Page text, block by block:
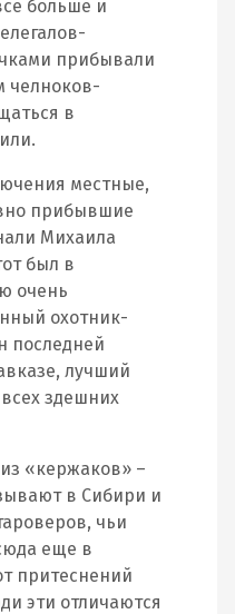
больше и
прибывали
челноков-
в
местные,
прибывшие
Михаила
был в
очень
охотник-
последней
лучший
здешних
«кержаков» –
в Сибири и
чьи
еще в
притеснений
эти отличаются